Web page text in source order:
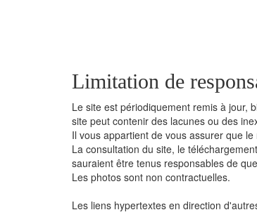
Limitation de
Le site est périodiquement remis à jour,
site peut contenir des lacunes ou des
Il vous appartient de vous assurer que
La consultation du site, le
sauraient être tenus responsables de
Les photos sont non contractuelles.
Les liens hypertextes en direction